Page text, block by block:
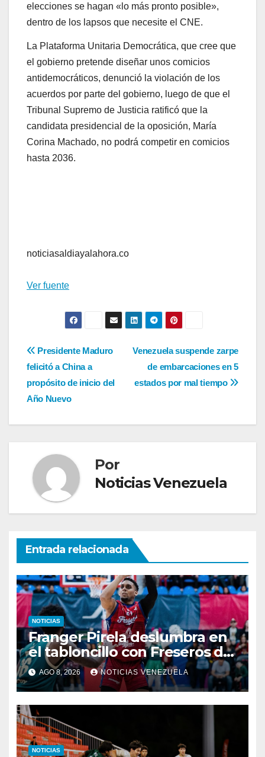
elecciones se hagan «lo más pronto posible»,
dentro de los lapsos que necesite el CNE.
La Plataforma Unitaria Democrática, que cree que
el gobierno pretende diseñar unos comicios
antidemocráticos, denunció la violación de los
acuerdos por parte del gobierno, luego de que el
Tribunal Supremo de Justicia ratificó que la
candidata presidencial de la oposición, María
Corina Machado, no podrá competir en comicios
hasta 2036.
noticiasaldiayalahora.co
Ver fuente
Navegación
de
entradas
Venezuela suspende zarpe
de embarcaciones en 5
estados por mal tiempo
Presidente Maduro
felicitó a China a
propósito de inicio del
Año Nuevo
Por
Noticias Venezuela
Entrada relacionada
NOTICIAS
Franger Pirela deslumbra en
el tabloncillo con Freseros de
Irapuato
AGO 8, 2026 NOTICIAS VENEZUELA
NOTICIAS